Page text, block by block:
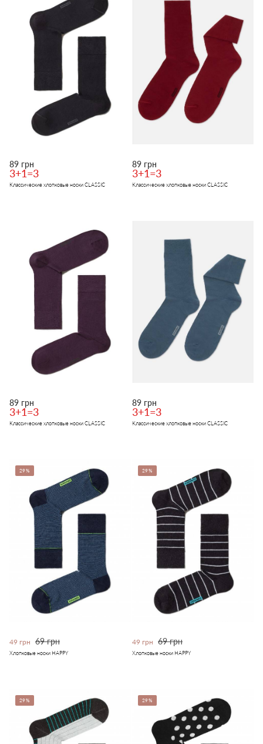
89 грн
3+1=3
Классические хлопковые носки CLASSIC
89 грн
3+1=3
Классические хлопковые носки CLASSIC
89 грн
3+1=3
Классические хлопковые носки CLASSIC
89 грн
3+1=3
Классические хлопковые носки CLASSIC
29%
49 грн 69 грн
Хлопковые носки HAPPY
29%
49 грн 69 грн
Хлопковые носки HAPPY
29% 29%